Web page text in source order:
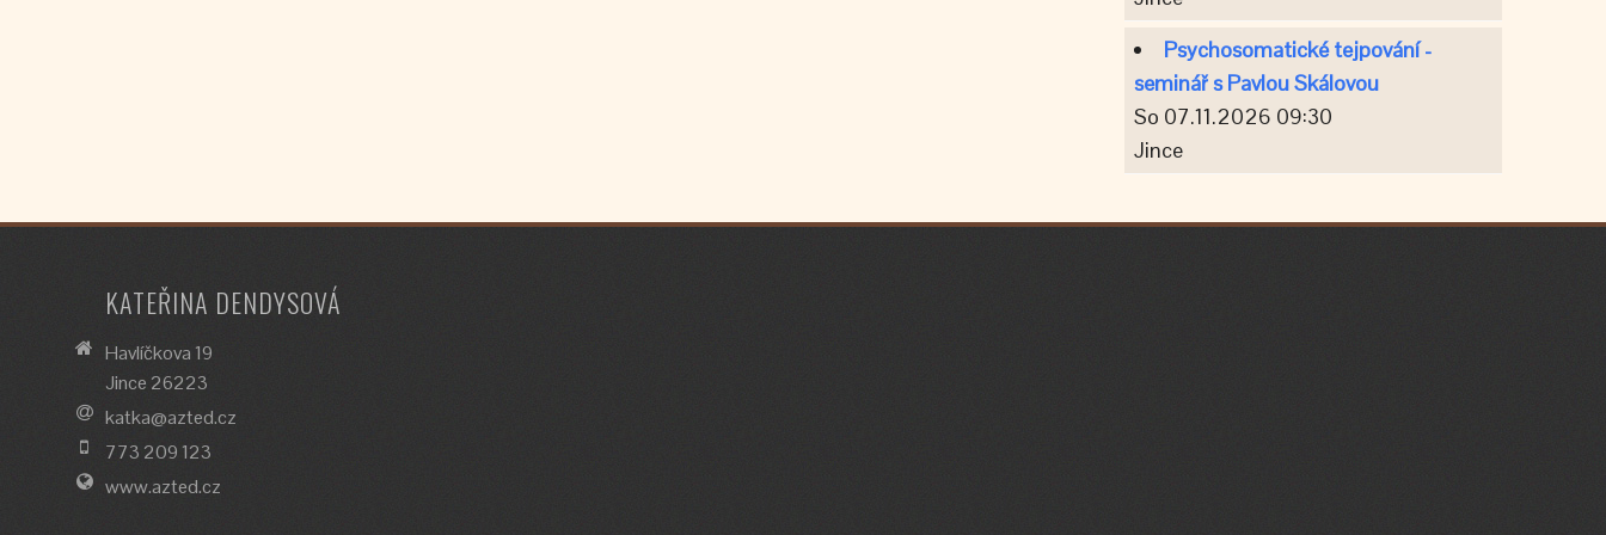
Psychosomatické tejpování -
seminář s Pavlou Skálovou
So 07.11.2026 09:30
Jince
KATEŘINA DENDYSOVÁ
Havlíčkova 19
Jince 26223
katka@azted.cz
773 209 123
www.azted.cz